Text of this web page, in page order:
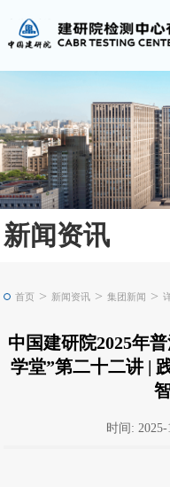
新闻资讯
首页 > 新闻资讯 > 集团新闻 >
中国建研院2025年
学堂”第二十二讲 |
时间: 2025-